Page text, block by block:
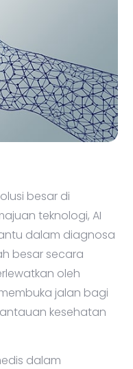
besar di
teknologi, AI
dalam diagnosa
besar secara
oleh
jalan bagi
kesehatan
dalam